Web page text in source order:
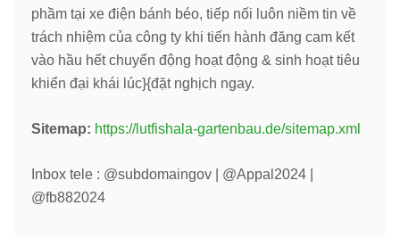
phầm tại xe điện bánh béo, tiếp nối luôn niềm tin về
trách nhiệm của công ty khi tiến hành đăng cam kết
vào hầu hết chuyển động hoạt động & sinh hoạt tiêu
khiển đại khái lúc}{đặt nghịch ngay.
Sitemap: https://lutfishala-gartenbau.de/sitemap.xml
Inbox tele : @subdomaingov | @Appal2024 |
@fb882024